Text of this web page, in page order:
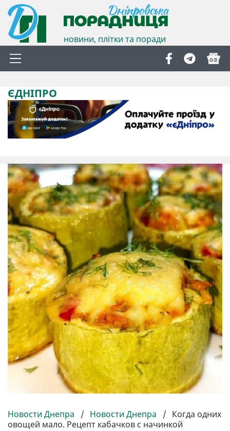
новини, плітки та поради
ЄДНІПРО
Новости Днепра / Новости Днепра / Когда одних
овощей мало. Рецепт кабачков с начинкой